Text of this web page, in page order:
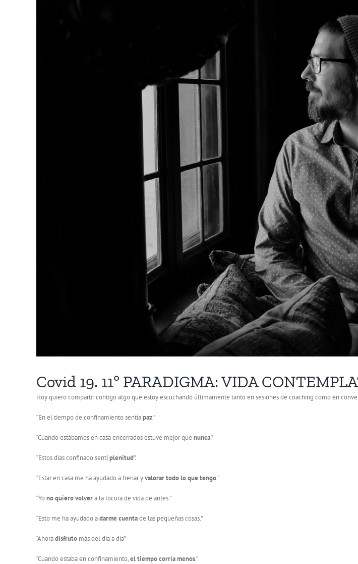
Covid 19. 11º PARADIGMA: VIDA
Hoy quiero compartir contigo algo que estoy escuchando últimamente tanto en sesiones de coaching como en
“En el tiempo de confinamiento sentíapaz.”
“Cuando estábamos en casa encerrados estuve mejor que nunca.”
“Estos días confinado sentíplenitud”.
“Estar en casa me ha ayudado a frenar yvalorar todo lo que tengo.”
“Yono quiero volvera la locura de vida de antes.”
“Esto me ha ayudado adarme cuentade las pequeñas cosas.”
“Ahoradisfruto más del día a día”
“Cuando estaba en confinamiento,el tiempo corría menos.”